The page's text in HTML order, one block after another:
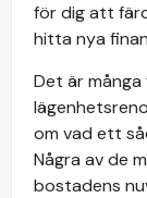
för dig att
hitta nya
Det är
om vad ett
Några av de
bostadens